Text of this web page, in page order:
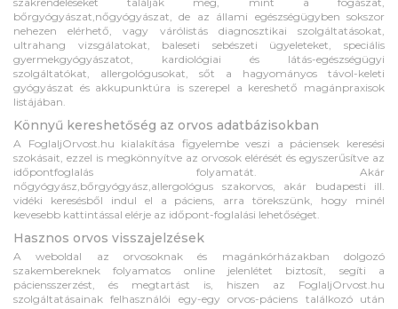
bőrgyógyászat,nőgyógyászat, de az állami egészségügyben sokszor
nehezen elérhető, vagy várólistás diagnosztikai szolgáltatásokat,
ultrahang vizsgálatokat, baleseti sebészeti ügyeleteket, speciális
gyermekgyógyászatot, kardiológiai és látás-egészségügyi
szolgáltatókat, allergológusokat, sőt a hagyományos távol-keleti
gyógyászat és akkupunktúra is szerepel a kereshető magánpraxisok
listájában.
Könnyű kereshetőség az orvos adatbázisokban
A FoglaljOrvost.hu kialakítása figyelembe veszi a páciensek keresési
szokásait, ezzel is megkönnyítve az orvosok elérését és egyszerűsítve az
időpontfoglalás folyamatát. Akár
nőgyógyász,bőrgyógyász,allergológus szakorvos, akár budapesti ill.
vidéki keresésből indul el a páciens, arra törekszünk, hogy minél
kevesebb kattintással elérje az időpont-foglalási lehetőséget.
Hasznos orvos visszajelzések
A weboldal az orvosoknak és magánkórházakban dolgozó
szakembereknek folyamatos online jelenlétet biztosít, segíti a
páciensszerzést, és megtartást is, hiszen az FoglaljOrvost.hu
szolgáltatásainak felhasználói egy-egy orvos-páciens találkozó után